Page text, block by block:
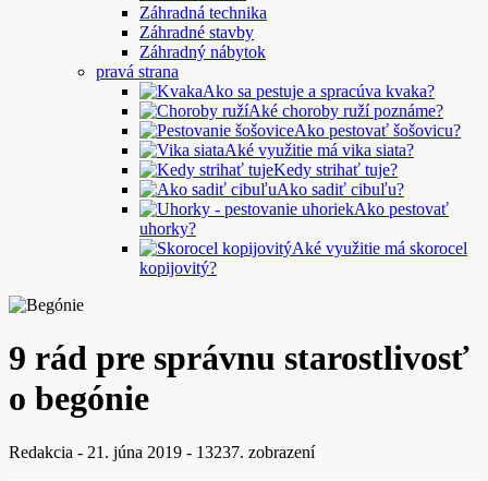
Záhradná technika
Záhradné stavby
Záhradný nábytok
pravá strana
Ako sa pestuje a spracúva kvaka?
Aké choroby ruží poznáme?
Ako pestovať šošovicu?
Aké využitie má vika siata?
Kedy strihať tuje?
Ako sadiť cibuľu?
Ako pestovať
uhorky?
Aké využitie má skorocel
kopijovitý?
9 rád pre správnu starostlivosť
o begónie
Redakcia - 21. júna 2019 - 13237. zobrazení